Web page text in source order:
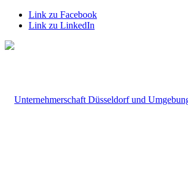
Link zu Facebook
Link zu LinkedIn